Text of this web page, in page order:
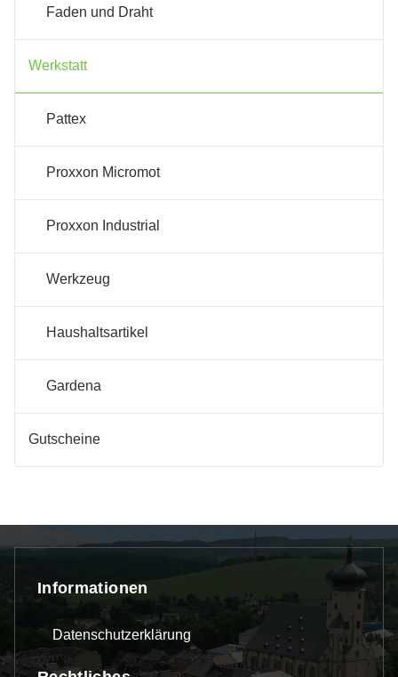
Faden und Draht
Werkstatt
Pattex
Proxxon Micromot
Proxxon Industrial
Werkzeug
Haushaltsartikel
Gardena
Gutscheine
Informationen
Datenschutzerklärung